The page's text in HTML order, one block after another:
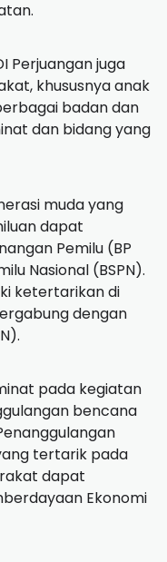
Perjuangan juga
khususnya anak
badan dan
dan bidang yang
muda yang
dapat
Pemilu (BP
Nasional (BSPN).
ketertarikan di
dengan
pada kegiatan
bencana
tertarik pada
dapat
Ekonomi